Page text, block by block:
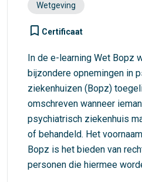
Wetgeving
turned_in_not Certificaat
In de e-learning Wet Bopz
bijzondere opnemingen in
ziekenhuizen (Bopz)
omschreven wanneer
psychiatrisch ziekenhuis
of behandeld. Het
Bopz is het bieden van
personen die hiermee